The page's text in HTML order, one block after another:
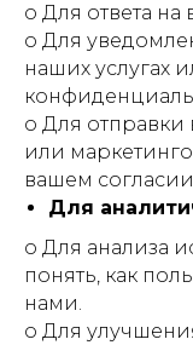
o Для ответа
o Для
наших услугах
o Для
или
вашем
Для
o Для анализа
понять, как
нами.
o Для